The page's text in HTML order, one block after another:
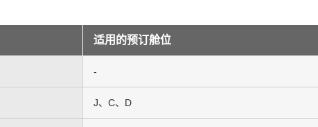
适用的预订舱位
-
J、C、D